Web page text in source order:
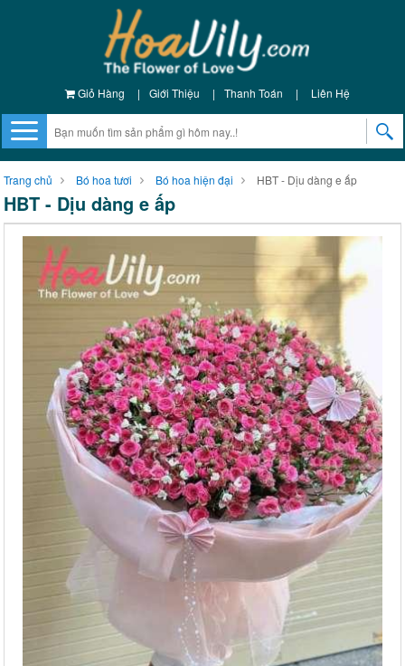
Giỏ Hàng | Giới Thiệu | Thanh Toán | Liên Hệ
Trang chủ Bó hoa tươi Bó hoa hiện đại HBT - Dịu dàng e ấp
HBT - Dịu dàng e ấp